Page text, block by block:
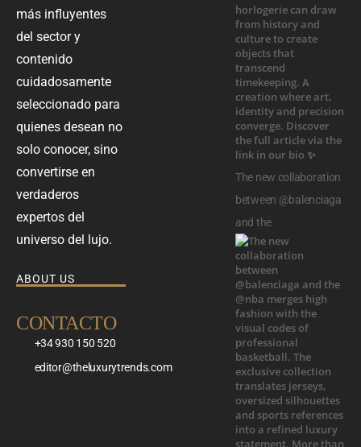
más influyentes
del sector y
contenido
cuidadosamente
seleccionado para
quienes desean no
solo conocer, sino
convertirse en
verdaderos
expertos del
universo del lujo.
ABOUT US
CONTACTO
+34 930 150 520
editor@theluxurytrends.com
The new collaboration
between @balenciaga
and the